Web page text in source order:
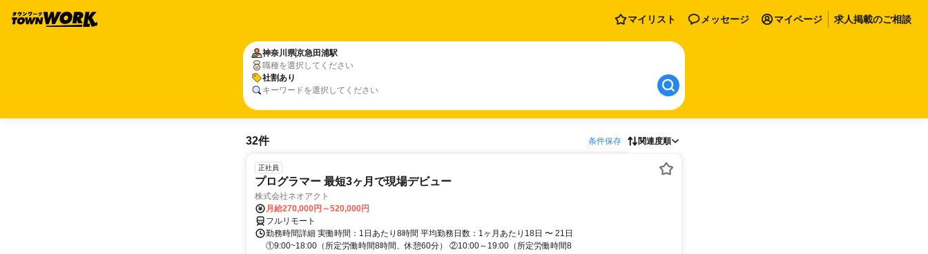
マイリスト メッセージ マイページ 求人掲載のご相談
神奈川県京急田浦駅
職種を選択してください
社割あり
キーワードを選択してください
32件 条件保存 関連度順
正社員
プログラマー 最短3ヶ月で現場デビュー
株式会社ネオアクト
月給270,000円～520,000円
フルリモート
勤務時間詳細 実働時間：1日あたり8時間 平均勤務日数：1ヶ月あたり18日 〜 21日
①9:00~18:00（所定労働時間8時間、休憩60分） ②10:00～19:00（所定労働時間8